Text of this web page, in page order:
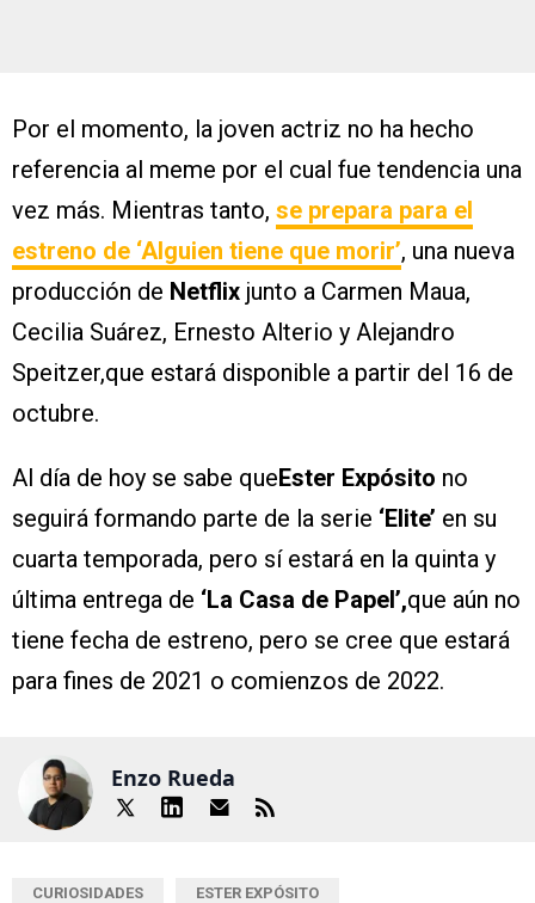
Por el momento, la joven actriz no ha hecho
referencia al meme por el cual fue tendencia una
vez más. Mientras tanto, se prepara para el
estreno de ‘Alguien tiene que morir’, una nueva
producción de Netflix junto a Carmen Maua,
Cecilia Suárez, Ernesto Alterio y Alejandro
Speitzer,que estará disponible a partir del 16 de
octubre.
Al día de hoy se sabe queEster Expósito no
seguirá formando parte de la serie ‘Elite’ en su
cuarta temporada, pero sí estará en la quinta y
última entrega de ‘La Casa de Papel’,que aún no
tiene fecha de estreno, pero se cree que estará
para fines de 2021 o comienzos de 2022.
Enzo Rueda
CURIOSIDADES ESTER EXPÓSITO